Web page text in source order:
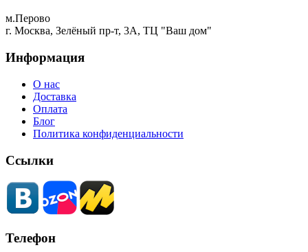
м.Перово
г. Москва, Зелёный пр-т, 3А, ТЦ "Ваш дом"
Информация
О нас
Доставка
Оплата
Блог
Политика конфиденциальности
Ссылки
Телефон